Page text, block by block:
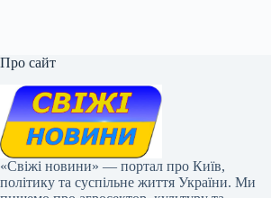
Про сайт
«Свіжі новини» — портал про Київ,
політику та суспільне життя України. Ми